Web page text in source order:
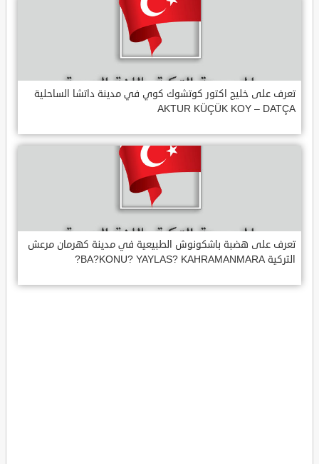
تعرف على خليج اكتور كوتشوك كوي في مدينة داتشا الساحلية
AKTUR KÜÇÜK KOY – DATÇA
تعرف على هضبة باشكونوش الطبيعية في مدينة كهرمان مرعش
التركية BA?KONU? YAYLAS? KAHRAMANMARA?